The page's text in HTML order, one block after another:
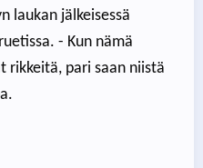
laukan jälkeisessä
- Kun nämä
rikkeitä, pari saan niistä